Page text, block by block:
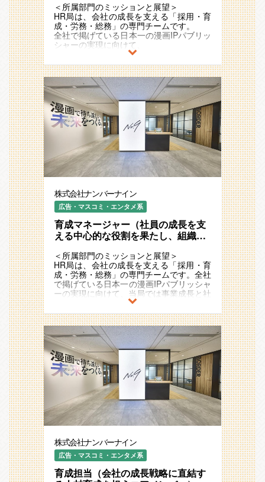
い」そんな熱い「本気こそ愛」マイ
ンドをお持ちの方を募集）
＜所属部門のミッションと展望＞
HR局は、会社の成長を支える「採用・育
成・労務・総務」の専門チームです。
全社で掲げている日本一の漫画IPパブリッ
シャーの実現に向けて、
当局では事業成長と社員成長を支える環境
を作り上げることをミッションとしていま
す。
直近では、人事・総務領域をIPO水準に引
き上げることをマイルストーンに設定し、
社員一人ひとりが安心してパフォーマンス
を発揮できる労務環境・設備環境づくりに
取り組んでいます。
そして、中長期的には、日本一の漫画IPパ
ブリッシャーを支える『日本一のHR局』
の実現を目指します。
社員一人ひとりがやりがいや楽しさを最大
限に感じながら、おもしろい作品が生まれ
続ける環境を創り上げていきます。
＜本ポジションの役割／解決すべき課題＞
今回募集するポジションは、採用マネージ
ャーとして、
以下のような課題を解決し、会社の成長を
支える人材獲得を推進していただきます。
・ハイレイヤー採用の強化 ：リーダーク
ラスの獲得を加速
・新卒採用の強化 ：未来のリーダー候補
を発掘
・採用広報の推進 ：自社の魅力を最大限
な選考体制を構築
＜主な業務内容＞
・採用戦略の立案・実行
・ハイレイヤー／中途採用の推進（ダイレ
クトリクルーティング含む）
・新卒採用の計画・実施（採用イベント企
画・大学との連携など）
・採用広報（オウンドメディア運用・SNS
発信など）
・採用プロセスの改善・運用（エージェン
ト対応、面接調整など）
＜やりがい・おもしろさ＞
・経営に直結する採用 ：経営層と近い距
離で採用戦略を立案できる
株式会社ナンバーナイン
広告・マスコミ・エンタメ系
育成マネージャー（社員の成長を支
える中心的な役割を果たし、組織全
ョン） ※フレックス／リモートOK
＜所属部門のミッションと展望＞
HR局は、会社の成長を支える「採用・育
成・労務・総務」の専門チームです。全社
で掲げている日本一の漫画IPパブリッシャ
ーの実現に向けて、当局では事業成長と社
員成長を支える環境を作り上げることをミ
ッションとしています。
直近では、人事・総務領域をIPO水準に引
き上げることをマイルストーンに設定し、
社員一人ひとりが安心してパフォーマンス
を発揮できる労務環境・設備環境づくりに
取り組んでいます。
そして、中長期的には、日本一の漫画IPパ
ブリッシャーを支える『日本一のHR局』
の実現を目指します。
社員一人ひとりがやりがいや楽しさを最大
限に感じながら、おもしろい作品が生まれ
続ける環境を創り上げていきます。
＜本ポジションの役割／解決すべき課題＞
今回募集する育成マネージャーは、社員の
成長を支える中心的な役割を果たし、組織
全体のレベルアップに貢献するポジション
です。育成環境を一新し、全員が自分の可
株式会社ナンバーナイン
広告・マスコミ・エンタメ系
育成担当（会社の成長戦略に直結す